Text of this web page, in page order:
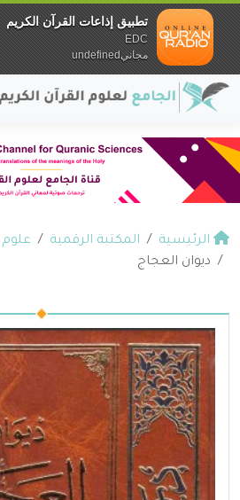
الرئيسية المكتبة الرقمية علوم
ديوان العجاج
تطبيق إذاعات القرآن الكريم
EDC
مجانيundefined